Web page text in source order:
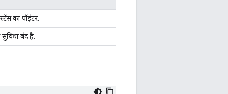
का पॉइंटर.
बंद है.